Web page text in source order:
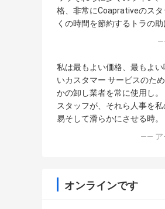
格、非常にCoaprativeのス
くの時間を節約するトラの助
私は最もよい価格、最もよい
いカスタマー サービスのた
かの卸し業者を常に使用し
スタッフが、それら人事を
易そして滑らかにさせる時。
—— ア
オンラインです